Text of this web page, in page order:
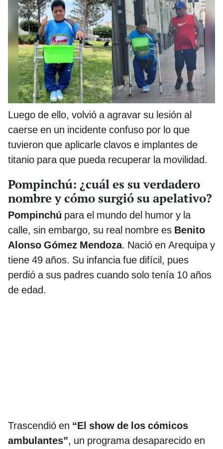
Luego de ello, volvió a agravar su lesión al
caerse en un incidente confuso por lo que
tuvieron que aplicarle clavos e implantes de
titanio para que pueda recuperar la movilidad.
Pompinchú: ¿cuál es su verdadero
nombre y cómo surgió su apelativo?
Pompinchú para el mundo del humor y la
calle, sin embargo, su real nombre es Benito
Alonso Gómez Mendoza. Nació en Arequipa y
tiene 49 años. Su infancia fue difícil, pues
perdió a sus padres cuando solo tenía 10 años
de edad.
Trascendió en “El show de los cómicos
ambulantes”, un programa desaparecido en